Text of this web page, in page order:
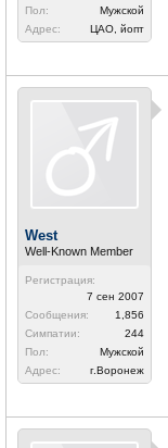
Пол:
Мужской
Адрес:
ЦАО, йопт
West
Well-Known Member
Регистрация:
7 сен 2007
Сообщения:
1,856
Симпатии:
244
Пол:
Мужской
Адрес:
г.Воронеж